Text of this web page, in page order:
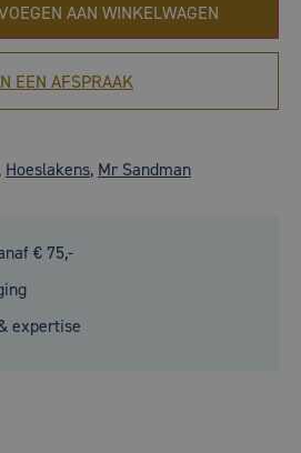
AAN WINKELWAGEN
EEN AFSPRAAK
, Hoeslakens, Mr Sandman
€ 75,-
expertise